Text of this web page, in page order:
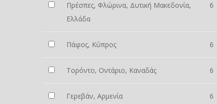
Πρέσπες, Φλώρινα, Δυτική Μακεδονία,
Ελλάδα
6
Πάφος, Κύπρος 6
Τορόντο, Οντάριο, Καναδάς 6
Γερεβάν, Αρμενία 6